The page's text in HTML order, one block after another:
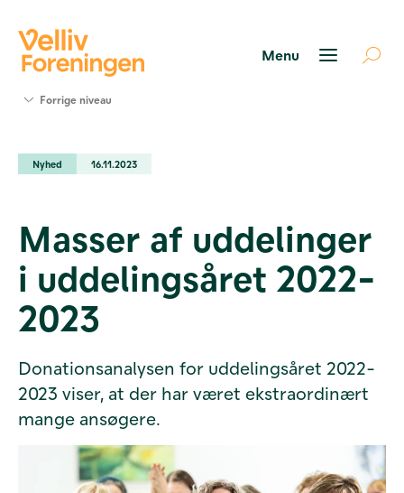
Værktøjer
Foreningen
Kontakt
os
Forrige niveau
Nyhed 16.11.2023
Masser af uddelinger
i uddelingsåret 2022-
2023
Donationsanalysen for uddelingsåret 2022-
2023 viser, at der har været ekstraordinært
mange ansøgere.